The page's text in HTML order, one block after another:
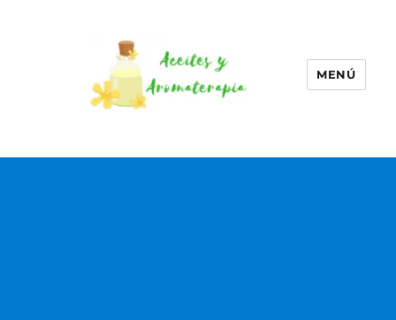
Aromaterapia
MENÚ